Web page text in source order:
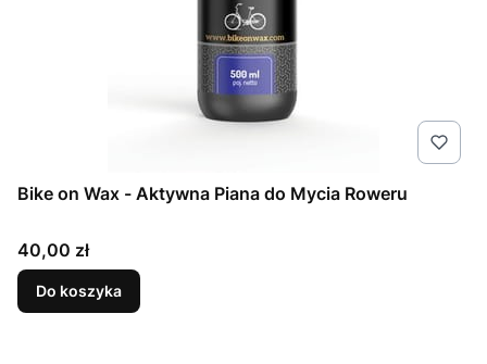
Bike on Wax - Aktywna Piana do Mycia Roweru
Cena
40,00 zł
Do koszyka